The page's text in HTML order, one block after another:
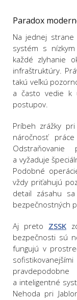
Paradox
Na jednej
systém s
každé zlyhanie
infraštruktúry.
takú veľkú
a často vedie k
postupov.
Príbeh zrážky pri
náročnosť
a vyžaduje
Podobné
vždy priťahujú
detail zásahu
bezpečnostných
Aj preto ZSSK
bezpečnosti sú
fungujú v
a inteligentné
Nehoda pri